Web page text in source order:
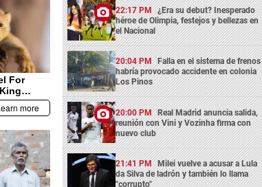
22:17 PM ¿Era su debut? Inesperado
héroe de Olimpia, festejos y bellezas en
el Nacional
20:04 PM Falla en el sistema de frenos
habría provocado accidente en colonia
Los Pinos
20:00 PM Real Madrid anuncia salida,
reunión con Vini y Vozinha firma con
nuevo club
21:41 PM Milei vuelve a acusar a Lula
da Silva de ladrón y también lo llama
"corrupto"